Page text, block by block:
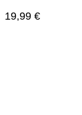
19,99 €